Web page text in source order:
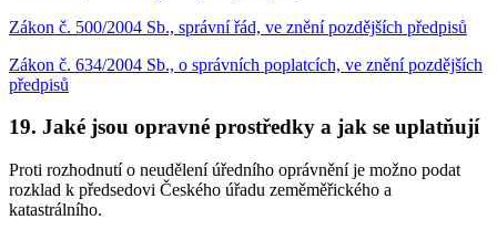
Zákon č. 500/2004 Sb., správní řád, ve znění pozdějších předpisů
Zákon č. 634/2004 Sb., o správních poplatcích, ve znění pozdějších
předpisů
19. Jaké jsou opravné prostředky a jak se uplatňují
Proti rozhodnutí o neudělení úředního oprávnění je možno podat
rozklad k předsedovi Českého úřadu zeměměřického a
katastrálního.